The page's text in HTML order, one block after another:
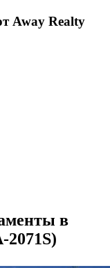
Away Realty
в
2071S)